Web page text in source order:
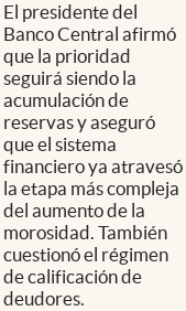
El presidente del
Banco Central afirmó
que la prioridad
seguirá siendo la
acumulación de
reservas y aseguró
que el sistema
financiero ya atravesó
la etapa más compleja
del aumento de la
morosidad. También
cuestionó el régimen
de calificación de
deudores.